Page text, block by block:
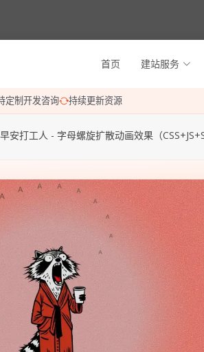
首页 建站服务
定制开发咨询 持续更新资源
早安打工人 - 字母螺旋扩散动画效果（